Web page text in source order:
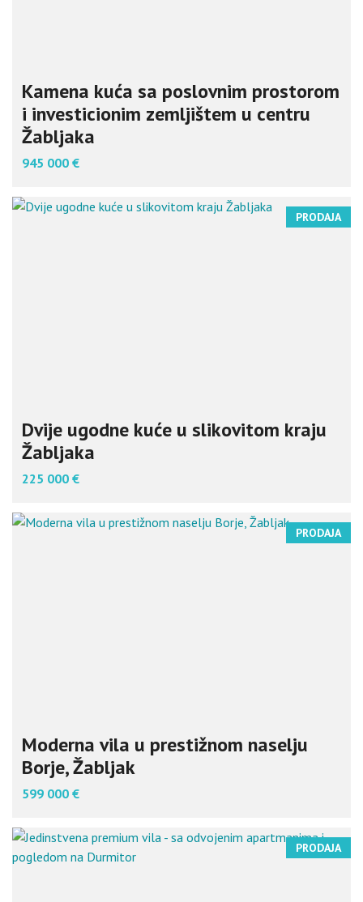
Kamena kuća sa poslovnim prostorom
i investicionim zemljištem u centru
Žabljaka
945 000 €
PRODAJA
Dvije ugodne kuće u slikovitom kraju
Žabljaka
225 000 €
PRODAJA
Moderna vila u prestižnom naselju
Borje, Žabljak
599 000 €
PRODAJA